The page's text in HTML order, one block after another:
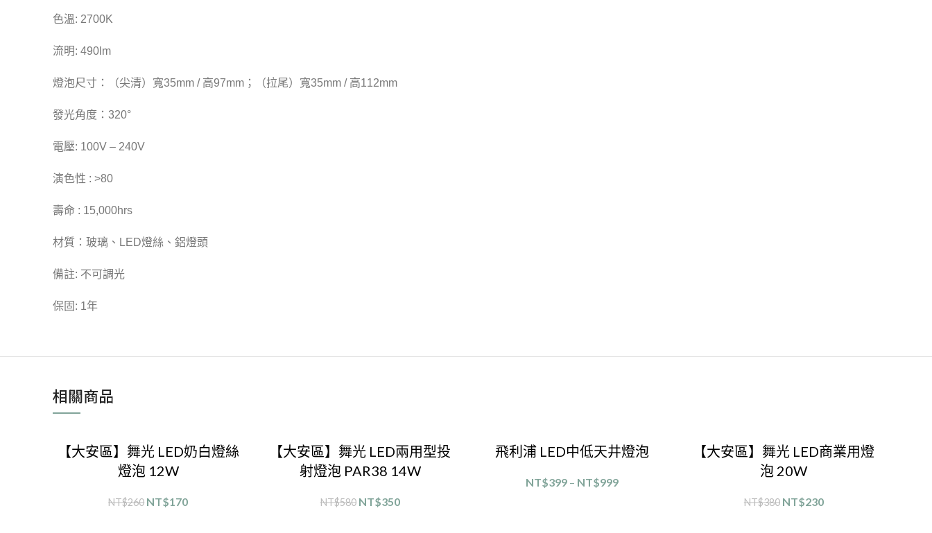
色溫: 2700K
流明: 490lm
燈泡尺寸：（尖清）寬35mm / 高97mm；（拉尾）寬35mm / 高112mm
發光角度：320°
電壓: 100V – 240V
演色性 : >80
壽命 : 15,000hrs
材質：玻璃、LED燈絲、鋁燈頭
備註: 不可調光
保固: 1年
相關商品
【大安區】舞光 LED奶白燈絲
燈泡 12W
NT$260 NT$170
【大安區】舞光 LED兩用型投
射燈泡 PAR38 14W
NT$580 NT$350
飛利浦 LED中低天井燈泡
NT$399– NT$999
【大安區】舞光 LED商業用燈
泡 20W
NT$380 NT$230